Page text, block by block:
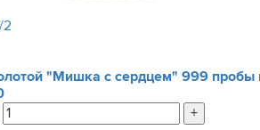
2
"Мишка с сердцем" 999 пробы
+